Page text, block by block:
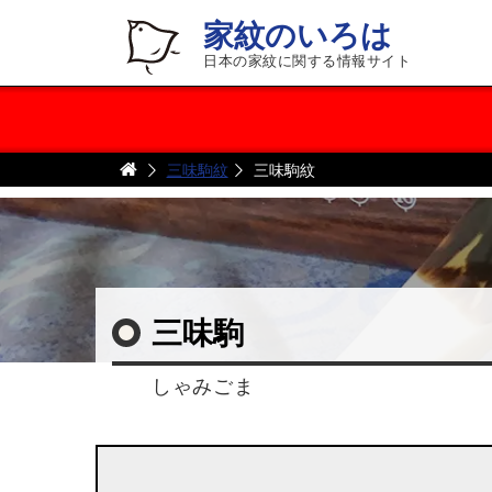
家紋のいろは
日本の家紋に関する情報サイト
三味駒紋 三味駒紋
三味駒
しゃみごま